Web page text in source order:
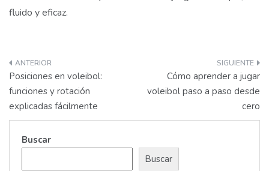
fluido y eficaz.
Navegación
de
entradas
Posiciones en voleibol:
funciones y rotación
explicadas fácilmente
Cómo aprender a jugar
voleibol paso a paso desde
cero
Buscar
Buscar